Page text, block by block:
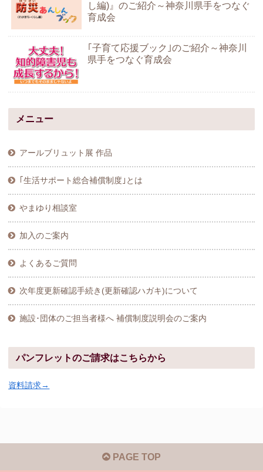
し編)』のご紹介～神奈川県手をつなぐ
育成会
｢子育て応援ブック｣のご紹介～神奈川
県手をつなぐ育成会
メニュー
アールブリュット展 作品
｢生活サポート総合補償制度｣とは
やまゆり相談室
加入のご案内
よくあるご質問
次年度更新確認手続き(更新確認ハガキ)について
施設･団体のご担当者様へ 補償制度説明会のご案内
パンフレットのご請求はこちらから
資料請求→
PAGE TOP